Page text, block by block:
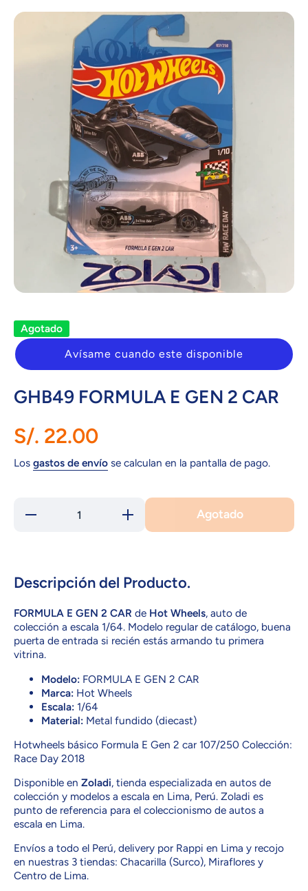
Ir directamente a la información del producto
Agotado
Avísame cuando este disponible
GHB49 FORMULA E GEN 2 CAR
S/. 22.00
Los gastos de envío se calculan en la pantalla de pago.
Reducir
Aumentar
cantidad
para
Agotado
Descripción del Producto.
FORMULA E GEN 2 CAR de Hot Wheels, auto de
colección a escala 1/64. Modelo regular de catálogo, buena
puerta de entrada si recién estás armando tu primera
vitrina.
Modelo: FORMULA E GEN 2 CAR
Marca: Hot Wheels
Escala: 1/64
Material: Metal fundido (diecast)
Hotwheels básico Formula E Gen 2 car 107/250 Colección:
Race Day 2018
Disponible en Zoladi, tienda especializada en autos de
colección y modelos a escala en Lima, Perú. Zoladi es
punto de referencia para el coleccionismo de autos a
escala en Lima.
Envíos a todo el Perú, delivery por Rappi en Lima y recojo
en nuestras 3 tiendas: Chacarilla (Surco), Miraflores y
Centro de Lima.